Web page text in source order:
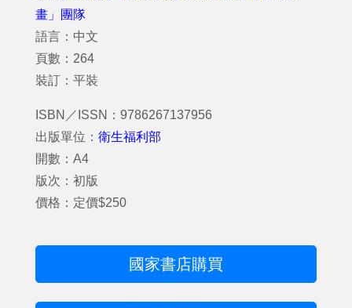
畫」團隊
語言：中文
頁數：264
裝訂：平裝
ISBN／ISSN：9786267137956
出版單位： 衛生福利部
開數：A4
版次：初版
價格：定價$250
國家書店購買